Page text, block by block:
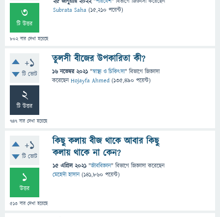
3
টি উত্তর
802বার দেখা হয়েছে
Subrata Saha (15,210 পয়েন্ট)
+1
টি ভোট
2
টি উত্তর
747 বার দেখা হয়েছে
তুলসী বীজের উপকারিতা কী?
16 নভেম্বর 2021 "স্বাস্থ্য ও চিকিৎসা" বিভাগে জিজ্ঞাসা
করেছেনHojayfa Ahmed (135,490 পয়েন্ট)
+1
টি ভোট
1
উত্তর
513 বার দেখা হয়েছে
কিছু কলায় বীজ থাকে আবার কিছু
কলায় থাকে না কেন?
15 এপ্রিল 2021 "জীববিজ্ঞান" বিভাগে জিজ্ঞাসাকরেছেন
মেহেদী হাসান (141,860 পয়েন্ট)